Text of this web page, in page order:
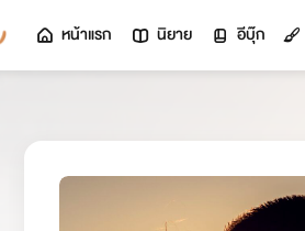
หน้าแรก นิยาย อีบุ๊ก